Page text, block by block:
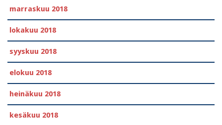
marraskuu 2018
lokakuu 2018
syyskuu 2018
elokuu 2018
heinäkuu 2018
kesäkuu 2018